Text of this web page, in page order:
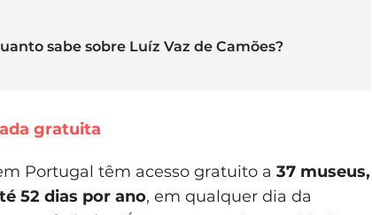
sabe sobre Luíz Vaz de Camões?
gratuita
Portugal têm acesso gratuito a 37 museus,
52 dias por ano, em qualquer dia da